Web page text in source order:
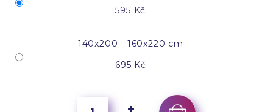
595 Kč
140x200 - 160x220 cm
695 Kč